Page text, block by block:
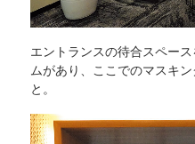
エントランスの待合スペー
ムがあり、ここでのマスキ
と。